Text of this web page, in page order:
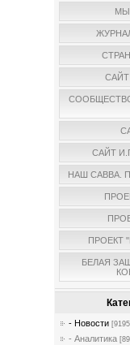
МЫ
САЙТ
НАШ САВВА.
ПРОЕКТ
БЕЛАЯ
- Новости [9195]
- Аналитика